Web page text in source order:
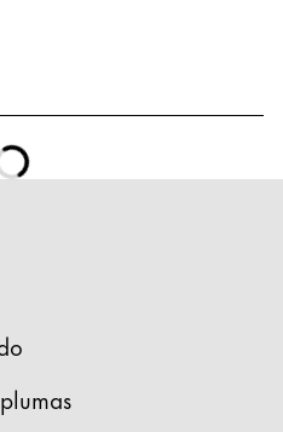
lista de países con los
lista de países con los